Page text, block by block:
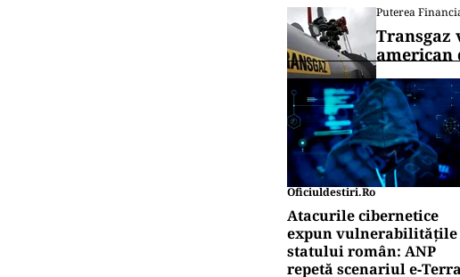
Puterea
Transgaz
american
Oficiuldestiri.ro
Atacurile cibernetice
expun vulnerabilitățile
statului român: ANP
repetă scenariul